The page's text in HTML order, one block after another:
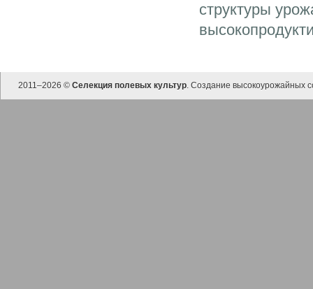
структуры
2011–2026 © Селекция полевых культур. Создание высокоурожайных